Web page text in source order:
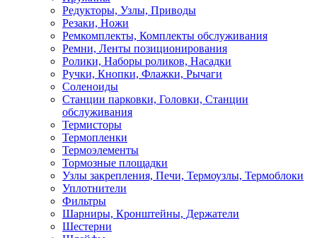
Редукторы, Узлы, Приводы
Резаки, Ножи
Ремкомплекты, Комплекты обслуживания
Ремни, Ленты позиционирования
Ролики, Наборы роликов, Насадки
Ручки, Кнопки, Флажки, Рычаги
Соленоиды
Станции парковки, Головки, Станции
обслуживания
Термисторы
Термопленки
Термоэлементы
Тормозные площадки
Узлы закрепления, Печи, Термоузлы, Термоблоки
Уплотнители
Фильтры
Шарниры, Кронштейны, Держатели
Шестерни